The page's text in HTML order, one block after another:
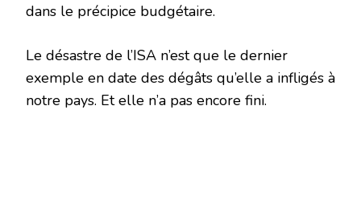
dans le précipice budgétaire.
Le désastre de l’ISA n’est que le dernier
exemple en date des dégâts qu’elle a infligés à
notre pays. Et elle n’a pas encore fini.